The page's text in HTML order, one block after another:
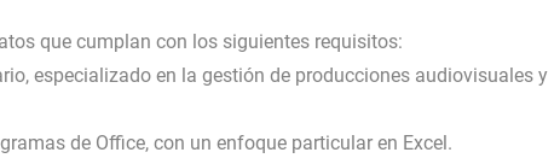
que cumplan con los siguientes requisitos:
especializado en la gestión de producciones audiovisuales y
de Office, con un enfoque particular en Excel.